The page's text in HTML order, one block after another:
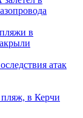
в
атак
в Керчи